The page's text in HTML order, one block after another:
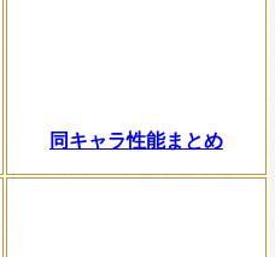
同キャラ性能まとめ